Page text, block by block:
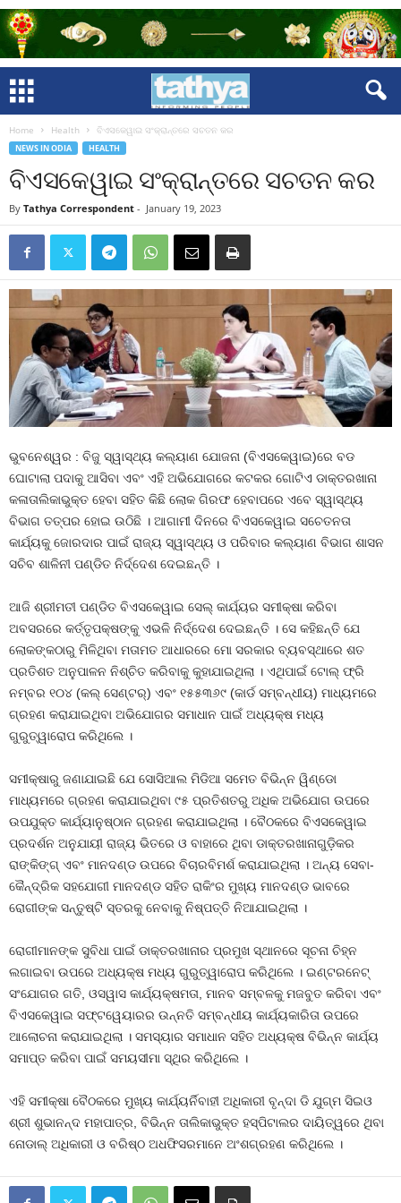
Home Health ବିଏସକେୱାଇ ସଂକ୍ରାନ୍ତରେ ସଚତନ କର
NEWS IN ODIA HEALTH
ବିଏସକେୱାଇ ସଂକ୍ରାନ୍ତରେ ସଚତନ କର
By Tathya Correspondent - January 19, 2023
ଭୁବନେଶ୍ୱର : ବିଜୁ ସ୍ୱାସ୍ଥ୍ୟ କଲ୍ୟାଣ ଯୋଜନା (ବିଏସକେୱାଇ)ରେ ବଡ
ଘୋଟାଲା ପଦାକୁ ଆସିବା ଏବଂ ଏହି ଅଭିଯୋଗରେ କଟକର ଗୋଟିଏ ଡାକ୍ତରଖାନା
କଳାତାଲିକାଭୁକ୍ତ ହେବା ସହିତ କିଛି ଲୋକ ଗିରଫ ହେବାପରେ ଏବେ ସ୍ୱାସ୍ଥ୍ୟ
ବିଭାଗ ତତ୍ପର ହୋଇ ଉଠିଛି । ଆଗାମୀ ଦିନରେ ବିଏସକେୱାଇ ସଚେତନତା
କାର୍ଯ୍ୟକୁ ଜୋରଦାର ପାଇଁ ରାଜ୍ୟ ସ୍ୱାସ୍ଥ୍ୟ ଓ ପରିବାର କଲ୍ୟାଣ ବିଭାଗ ଶାସନ
ସଚିବ ଶାଳିନୀ ପଣ୍ଡିତ ନିର୍ଦ୍ଦେଶ ଦେଇଛନ୍ତି ।
ଆଜି ଶ୍ରୀମତୀ ପଣ୍ଡିତ ବିଏସକେୱାଇ ସେଲ୍‍ କାର୍ଯ୍ୟର ସମୀକ୍ଷା କରିବା
ଅବସରରେ କର୍ତ୍ତୃପକ୍ଷଙ୍କୁ ଏଭଳି ନିର୍ଦ୍ଦେଶ ଦେଇଛନ୍ତି । ସେ କହିଛନ୍ତି ଯେ
ଲୋକଙ୍କଠାରୁ ମିଳିଥିବା ମତାମତ ଆଧାରରେ ମୋ ସରକାର ବ୍ୟବସ୍ଥାରେ ଶତ
ପ୍ରତିଶତ ଅନୁପାଳନ ନିଶ୍ଚିତ କରିବାକୁ କୁହାଯାଇଥିଲା । ଏଥିପାଇଁ ଟୋଲ୍ ଫ୍ରି
ନମ୍ବର ୧୦୪ (କଲ୍ ସେଣ୍ଟର୍‌) ଏବଂ ୧୫୫୩୬୯ (କାର୍ଡ ସମ୍ବନ୍ଧୀୟ) ମାଧ୍ୟମରେ
ଗ୍ରହଣ କରାଯାଇଥିବା ଅଭିଯୋଗର ସମାଧାନ ପାଇଁ ଅଧ୍ୟକ୍ଷ ମଧ୍ୟ
ଗୁରୁତ୍ୱାରୋପ କରିଥିଲେ ।
ସମୀକ୍ଷାରୁ ଜଣାଯାଇଛି ଯେ ସୋସିଆଲ ମିଡିଆ ସମେତ ବିଭିନ୍ନ ୱିଣ୍ଡୋ
ମାଧ୍ୟମରେ ଗ୍ରହଣ କରାଯାଇଥିବା ୯୫ ପ୍ରତିଶତରୁ ଅଧିକ ଅଭିଯୋଗ ଉପରେ
ଉପଯୁକ୍ତ କାର୍ଯ୍ୟାନୁଷ୍ଠାନ ଗ୍ରହଣ କରାଯାଇଥିଲା । ବୈଠକରେ ବିଏସକେୱାଇ
ପ୍ରଦର୍ଶନ ଅନୁଯାୟୀ ରାଜ୍ୟ ଭିତରେ ଓ ବାହାରେ ଥିବା ଡାକ୍ତରଖାନାଗୁଡ଼ିକର
ରାଙ୍କିଙ୍ଗ୍ ଏବଂ ମାନଦଣ୍ଡ ଉପରେ ବିଚାରବିମର୍ଶ କରାଯାଇଥିଲା । ଅନ୍ୟ ସେବା-
କୈନ୍ଦ୍ରିକ ସହଯୋଗୀ ମାନଦଣ୍ଡ ସହିତ ରାକିଂର ମୁଖ୍ୟ ମାନଦଣ୍ଡ ଭାବରେ
ରୋଗୀଙ୍କ ସନ୍ତୁଷ୍ଟି ସ୍ତରକୁ ନେବାକୁ ନିଷ୍ପତ୍ତି ନିଆଯାଇଥିଲା ।
ରୋଗୀମାନଙ୍କ ସୁବିଧା ପାଇଁ ଡାକ୍ତରଖାନାର ପ୍ରମୁଖ ସ୍ଥାନରେ ସୂଚନା ଚିହ୍ନ
ଲଗାଇବା ଉପରେ ଅଧ୍ୟକ୍ଷ ମଧ୍ୟ ଗୁରୁତ୍ୱାରୋପ କରିଥିଲେ । ଇଣ୍ଟରନେଟ୍
ସଂଯୋଗର ଗତି, ଓସୱାସ କାର୍ଯ୍ୟକ୍ଷମତା, ମାନବ ସମ୍ବଳକୁ ମଜବୁତ କରିବା ଏବଂ
ବିଏସକେୱାଇ ସଫ୍ଟୱେୟାରର ଉନ୍ନତି ସମ୍ବନ୍ଧୀୟ କାର୍ଯ୍ୟକାରିତା ଉପରେ
ଆଲୋଚନା କରାଯାଇଥିଲା । ସମସ୍ୟାର ସମାଧାନ ସହିତ ଅଧ୍ୟକ୍ଷ ବିଭିନ୍ନ କାର୍ଯ୍ୟ
ସମାପ୍ତ କରିବା ପାଇଁ ସମୟସୀମା ସ୍ଥିର କରିଥିଲେ ।
ଏହି ସମୀକ୍ଷା ବୈଠକରେ ମୁଖ୍ୟ କାର୍ଯ୍ୟର୍ନିବାହୀ ଅଧିକାରୀ ବୃନ୍ଦା ଡି ଯୁଗ୍ମ ସିଇଓ
ଶ୍ରୀ ଶୁଭାନନ୍ଦ ମହାପାତ୍ର, ବିଭିନ୍ନ ତାଲିକାଭୁକ୍ତ ହସ୍ପିଟାଲର ଦାୟିତ୍ୱରେ ଥିବା
ନୋଡାଲ୍ ଅଧିକାରୀ ଓ ବରିଷ୍ଠ ଅଧଫିସରମାନେ ଅଂଶଗ୍ରହଣ କରିଥିଲେ ।